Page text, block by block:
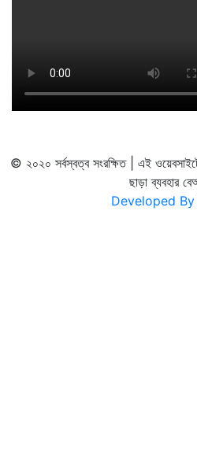
© ২০২০ সর্বস্বত্ব সংরক্ষিত | এই
ছাড়া ব্যবহার
Developed By